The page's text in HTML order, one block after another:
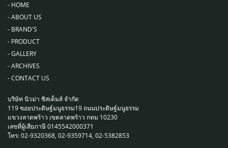
- HOME
-ABOUT US
- BRAND'S
- PRODUCT
-GALLERY
-ARCHIVES
-CONTACT US
บริษัท นิวม่า ซิสเต็มส์ จำกัด
119 ซอยประดิษฐ์มนูธรรม19 ถนนประดิษฐ์มนูธรรม
แขวงลาดพร้าว เขตลาดพร้าว กทม 10230
เลขที่ผู้เสียภาษี 0145542000371
โทร: 02-9320368, 02-9359714, 02-5382853